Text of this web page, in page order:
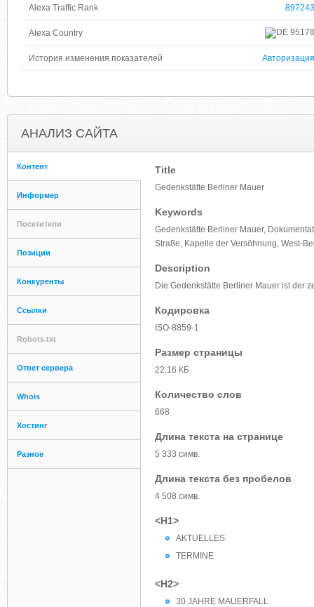
Alexa Traffic Rank 897243
Alexa Country 95178
История изменения показателей Авторизация
АНАЛИЗ САЙТА
Контент
Информер
Посетители
Позиции
Конкуренты
Ссылки
Robots.txt
Ответ сервера
Whois
Хостинг
Разное
Title
Gedenkstätte Berliner Mauer
Keywords
Gedenkstätte Berliner Mauer,
Straße, Kapelle der Versöhnung, West-
Description
Die Gedenkstätte Berliner Mauer ist der
Кодировка
ISO-8859-1
Размер страницы
22.16 КБ
Количество слов
668
Длина текста на странице
5 333 симв.
Длина текста без пробелов
4 508 симв.
<H1>
AKTUELLES
TERMINE
<H2>
30 JAHRE MAUERFALL